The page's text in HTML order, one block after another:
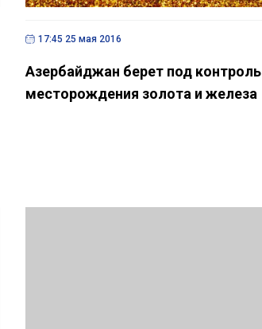
17:45 25 мая 2016
Азербайджан берет под контроль
месторождения золота и железа